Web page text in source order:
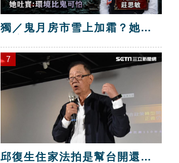
獨／鬼月房市雪上加霜？她：
7
邱復生住家法拍是幫台開還